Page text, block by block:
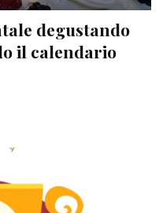
degustando
il calendario